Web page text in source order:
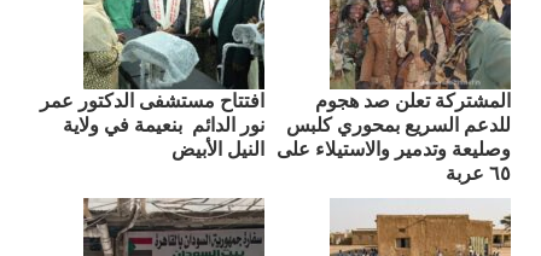
المشتركة تعلن صد هجوم
للدعم السريع بمحوري كلبس
وصليعة وتدمير والاستيلاء على
٦٥ عربة
افتتاح مستشفى الدكتور عمر
نور الدائم بنعيمة في ولاية
النيل الأبيض